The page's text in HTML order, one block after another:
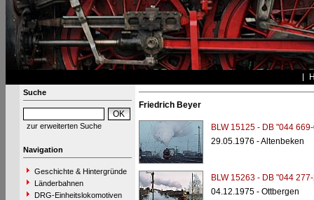
Suche
zur erweiterten Suche
Navigation
Geschichte & Hintergründe
Länderbahnen
DRG-Einheitslokomotiven
Friedrich Beyer
BLW 15125 - DB "044
29.05.1976 - Altenbeken
BLW 15263 - DB "044
04.12.1975 - Ottbergen